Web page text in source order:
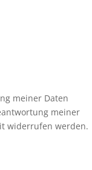
meiner Daten
meiner
widerrufen werden.